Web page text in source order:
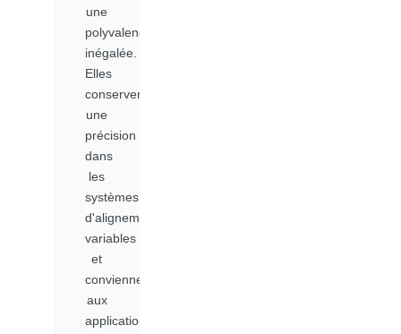
une
polyvalence
inégalée.
Elles
conservent
une
précision
dans
les
systèmes
d'alignement
variables
et
conviennent
aux
applications